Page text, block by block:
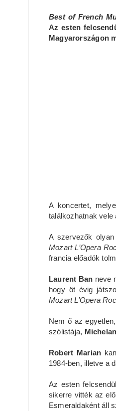
Best of French
Az esten
Magyarországon
A koncertet,
találkozhatnak vele
A szervezők
Mozart L’Opera
francia előadók
Laurent Ban neve
hogy öt évig
Mozart L’Opera
Nem ő az
szólistája,
Robert Marian
1984-ben, illetve a
Az esten
sikerre vitték az
Esmeraldaként áll